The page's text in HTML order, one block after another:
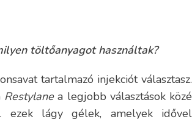
töltőanyagot használtak?
tartalmazó injekciót választasz.
Restylanea legjobb választások közé
ezek lágy gélek, amelyek idővel